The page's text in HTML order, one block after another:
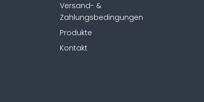
Versand- &
Zahlungsbedingungen
Produkte
Kontakt